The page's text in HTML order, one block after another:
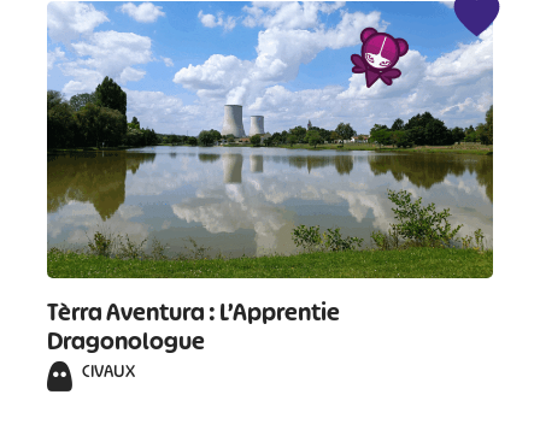
Tèrra Aventura : L’Apprentie
Dragonologue
CIVAUX